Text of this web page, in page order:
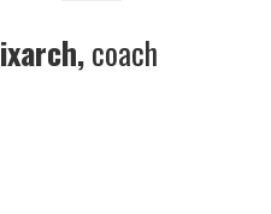
coach